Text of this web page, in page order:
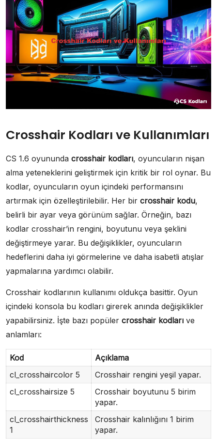
Crosshair Kodları ve Kullanımları
CS 1.6 oyununda crosshair kodları, oyuncuların nişan
alma yeteneklerini geliştirmek için kritik bir rol oynar. Bu
kodlar, oyuncuların oyun içindeki performansını
artırmak için özelleştirilebilir. Her bir crosshair kodu,
belirli bir ayar veya görünüm sağlar. Örneğin, bazı
kodlar crosshair’in rengini, boyutunu veya şeklini
değiştirmeye yarar. Bu değişiklikler, oyuncuların
hedeflerini daha iyi görmelerine ve daha isabetli atışlar
yapmalarına yardımcı olabilir.
Crosshair kodlarının kullanımı oldukça basittir. Oyun
içindeki konsola bu kodları girerek anında değişiklikler
yapabilirsiniz. İşte bazı popüler crosshair kodları ve
anlamları:
Kod
Açıklama
cl_crosshaircolor 5
Crosshair rengini yeşil yapar.
cl_crosshairsize 5
Crosshair boyutunu 5 birim
yapar.
cl_crosshairthickness
1
Crosshair kalınlığını 1 birim
yapar.